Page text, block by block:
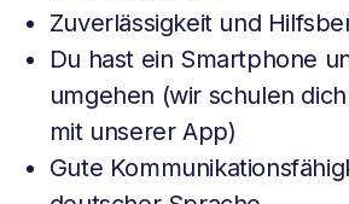
Zuverlässigkeit und
Du hast ein Smartphone
umgehen (wir schulen
mit unserer App)
Gute